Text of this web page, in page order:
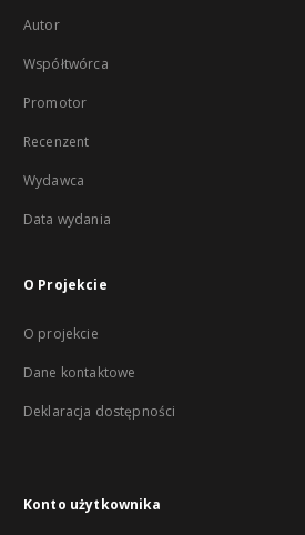
Autor
Współtwórca
Promotor
Recenzent
Wydawca
Data wydania
O Projekcie
O projekcie
Dane kontaktowe
Deklaracja dostępności
Konto użytkownika